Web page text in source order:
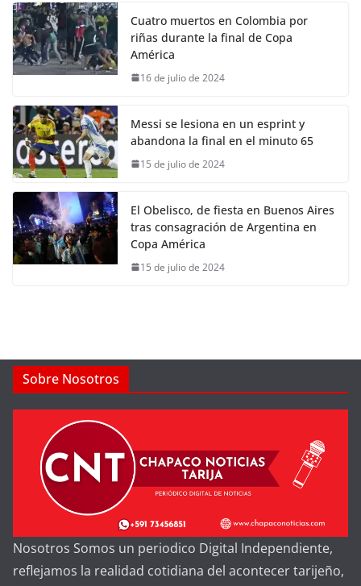
Cuatro muertos en Colombia por
riñas durante la final de Copa
América
16 de julio de 2024
Messi se lesiona en un esprint y
abandona la final en el minuto 65
15 de julio de 2024
El Obelisco, de fiesta en Buenos Aires
tras consagración de Argentina en
Copa América
15 de julio de 2024
Sobre Nosotros
Nosotros Somos un periodico Digital Independiente,
reflejamos la realidad cotidiana del acontecer tarijeño,